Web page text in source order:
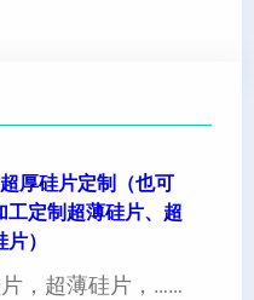
厚硅片定制（也可
工定制超薄硅片、超
）
，超薄硅片，……